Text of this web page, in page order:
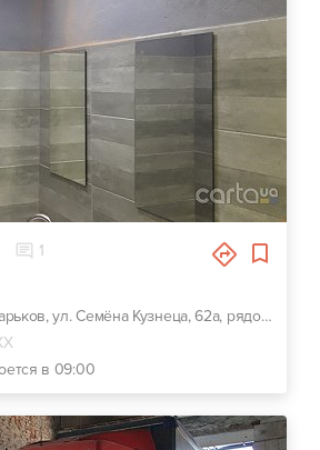
1
г. Харьков, ул. Семёна Кузнеца, 62а, рядом Воробьевы горы на Полях и Барс
в 09:00